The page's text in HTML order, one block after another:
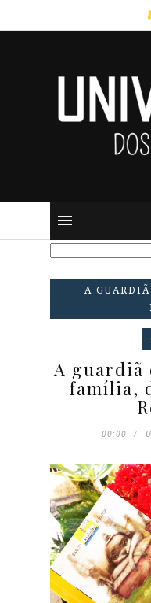
A
A guardiã
família,
00:00